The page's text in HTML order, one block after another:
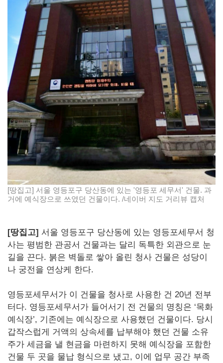
[땅집고] 서울 영등포구 당산동에 있는 '영등포 세무서' 건물. 과
거에 예식장으로 쓰였던 건물이다. /네이버 지도 거리뷰 캡처
[땅집고] 서울 영등포구 당산동에 있는 영등포세무서 청
사는 평범한 관공서 건물과는 달리 독특한 외관으로 눈
길을 끈다. 붉은 벽돌로 쌓아 올린 청사 건물은 성당이
나 궁전을 연상케 한다.
영등포세무서가 이 건물을 청사로 사용한 건 20년 전부
터다. 영등포세무서가 들어서기 전 건물의 명칭은 ‘목화
예식장’, 기존에는 예식장으로 사용했던 건물이다. 당시
갑작스럽게 거액의 상속세를 납부해야 했던 건물 소유
주가 세금을 낼 현금을 마련하지 못해 예식장을 포함한
건물 두 곳을 물납 형식으로 냈고, 이에 업무 공간 부족